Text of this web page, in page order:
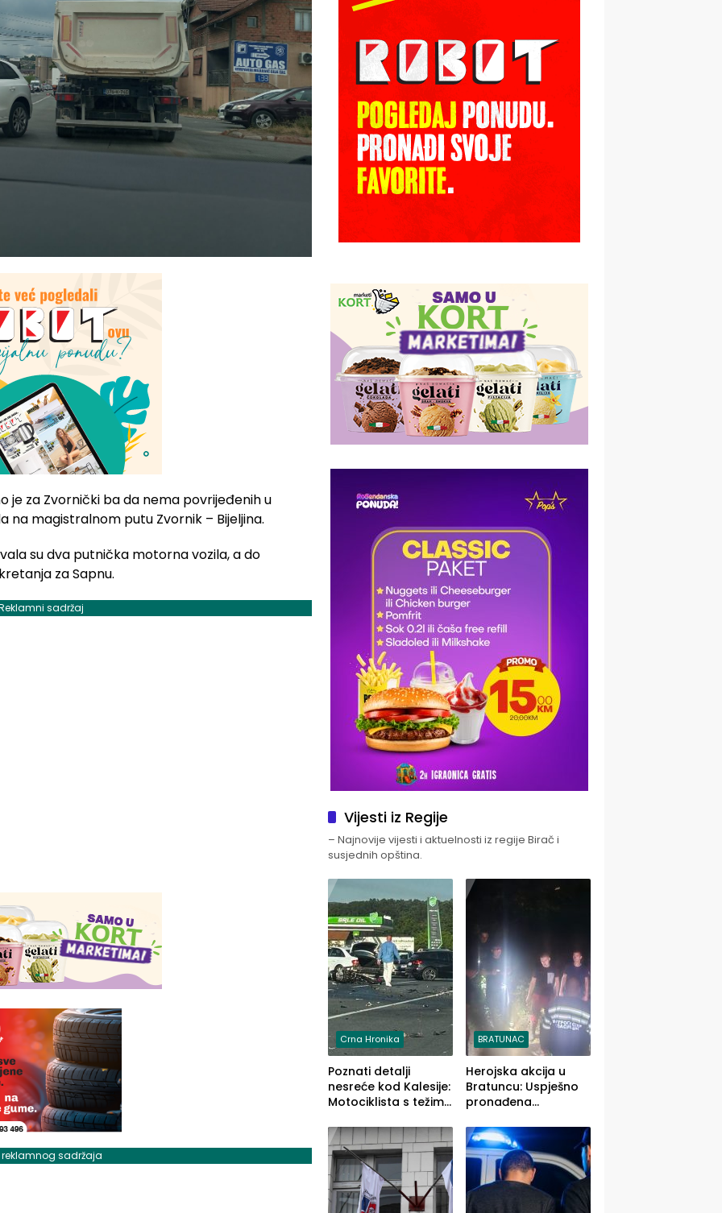
je za Zvornički ba da nema povrijeđenih u
na magistralnom putu Zvornik – Bijeljina.
su dva putnička motorna vozila, a do
za Sapnu.
sadržaj
reklamnog sadržaja
Vijesti iz Regije
– Najnovije vijesti i aktuelnosti iz regije Birač i
susjednih opština.
Crna Hronika
Poznati detalji
nesreće kod Kalesije:
Motociklista s težim,
lakšim povredama
BRATUNAC
Herojska akcija u
Bratuncu: Uspješno
pronađena
a Ivanka Lazić,
rodom iz Kravice.